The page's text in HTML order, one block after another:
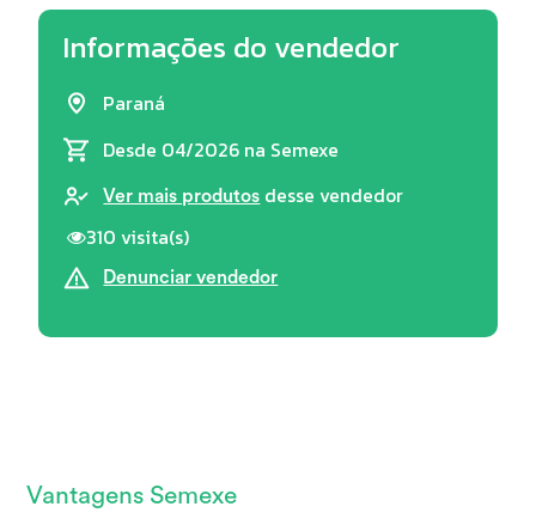
Informações do vendedor
Paraná
Desde 04/2026 na Semexe
Ver mais produtos desse vendedor
310 visita(s)
Denunciar vendedor
Vantagens Semexe